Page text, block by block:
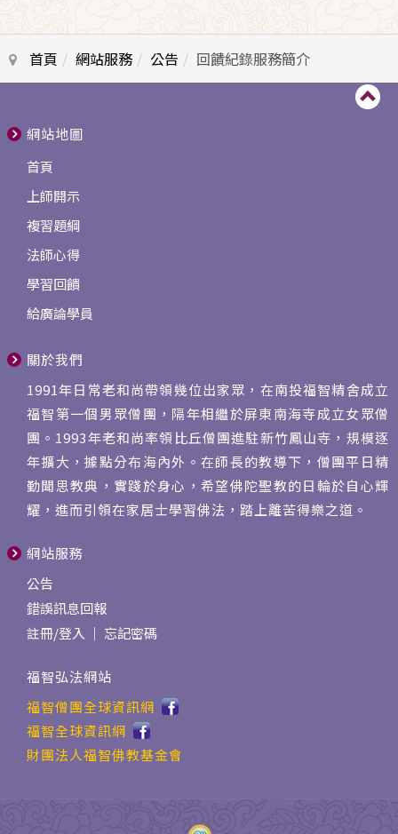
首頁 網站服務 公告 回饋紀錄服務簡介
網站地圖
首頁
上師開示
複習題綱
法師心得
學習回饋
給廣論學員
關於我們
1991年日常老和尚帶領幾位出家眾，在南投福智精舍成立
福智第一個男眾僧團，隔年相繼於屏東南海寺成立女眾僧
團。1993年老和尚率領比丘僧團進駐新竹鳳山寺，規模逐
年擴大，據點分布海內外。在師長的教導下，僧團平日精
勤聞思教典，實踐於身心，希望佛陀聖教的日輪於自心輝
耀，進而引領在家居士學習佛法，踏上離苦得樂之道。
網站服務
公告
錯誤訊息回報
註冊/登入 ｜ 忘記密碼
福智弘法網站
福智僧團全球資訊網
福智全球資訊網
財團法人福智佛教基金會